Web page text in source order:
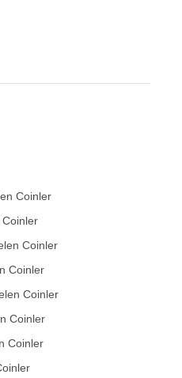
Coinler
Coinler
Coinler
Coinler
Coinler
Coinler
Coinler